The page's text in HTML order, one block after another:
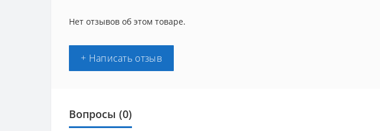
Нет отзывов об этом товаре.
+ Написать отзыв
Вопросы (0)